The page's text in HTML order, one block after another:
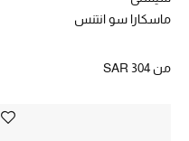
المصممون
ماسكارا سو انتنس
منSAR 304